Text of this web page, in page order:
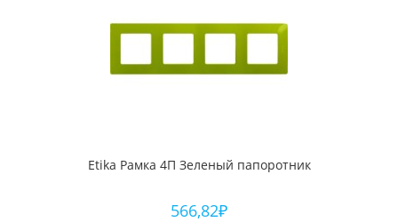
Etika Рамка 4П Зеленый папоротник
566,82₽